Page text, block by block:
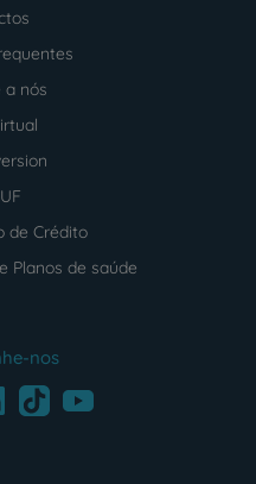
a nós
de Crédito
Planos de saúde
nos
TikTokYoutube